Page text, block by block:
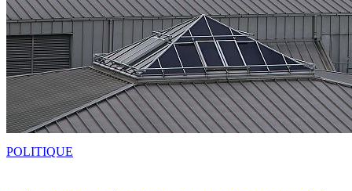
POLITIQUE